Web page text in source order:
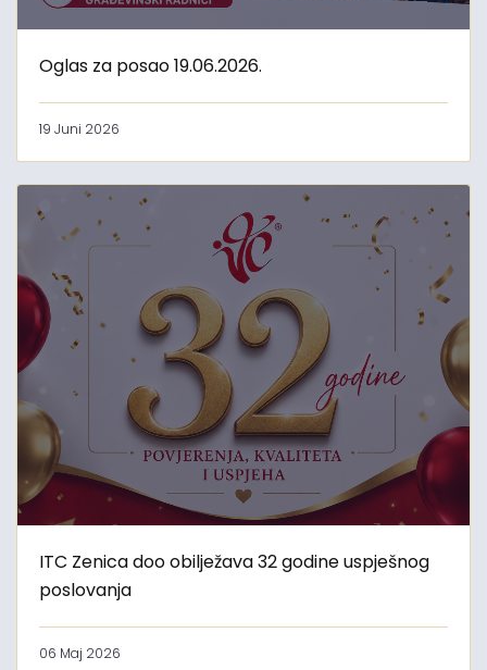
Oglas za posao 19.06.2026.
19 Juni 2026
ITC Zenica doo obilježava 32 godine uspješnog
poslovanja
06 Maj 2026